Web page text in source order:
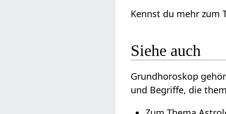
Kennst du mehr zum
Siehe auch
Grundhoroskop
und Begriffe, die